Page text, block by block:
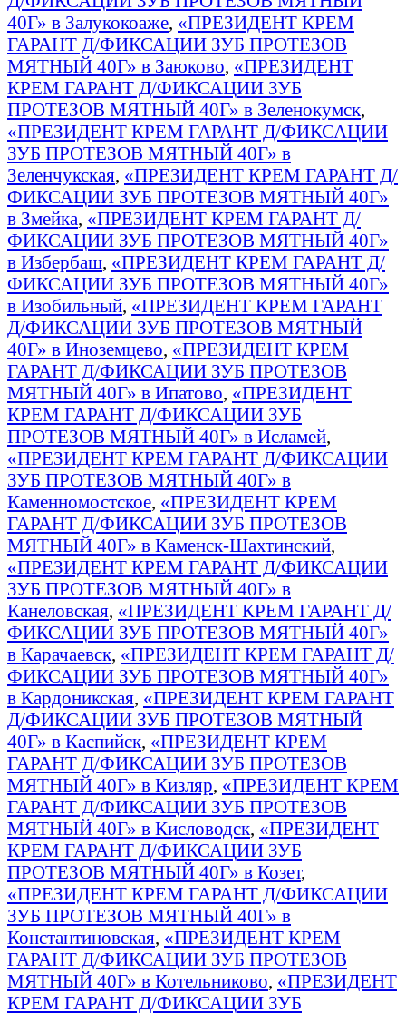
40Г» в Залукокоаже, «ПРЕЗИДЕНТ КРЕМ
ГАРАНТ Д/ФИКСАЦИИ ЗУБ ПРОТЕЗОВ
МЯТНЫЙ 40Г» в Заюково, «ПРЕЗИДЕНТ
КРЕМ ГАРАНТ Д/ФИКСАЦИИ ЗУБ
ПРОТЕЗОВ МЯТНЫЙ 40Г» в Зеленокумск,
«ПРЕЗИДЕНТ КРЕМ ГАРАНТ Д/ФИКСАЦИИ
ЗУБ ПРОТЕЗОВ МЯТНЫЙ 40Г» в
Зеленчукская, «ПРЕЗИДЕНТ КРЕМ ГАРАНТ Д/
ФИКСАЦИИ ЗУБ ПРОТЕЗОВ МЯТНЫЙ 40Г»
в Змейка, «ПРЕЗИДЕНТ КРЕМ ГАРАНТ Д/
ФИКСАЦИИ ЗУБ ПРОТЕЗОВ МЯТНЫЙ 40Г»
в Избербаш, «ПРЕЗИДЕНТ КРЕМ ГАРАНТ Д/
ФИКСАЦИИ ЗУБ ПРОТЕЗОВ МЯТНЫЙ 40Г»
в Изобильный, «ПРЕЗИДЕНТ КРЕМ ГАРАНТ
Д/ФИКСАЦИИ ЗУБ ПРОТЕЗОВ МЯТНЫЙ
40Г» в Иноземцево, «ПРЕЗИДЕНТ КРЕМ
ГАРАНТ Д/ФИКСАЦИИ ЗУБ ПРОТЕЗОВ
МЯТНЫЙ 40Г» в Ипатово, «ПРЕЗИДЕНТ
КРЕМ ГАРАНТ Д/ФИКСАЦИИ ЗУБ
ПРОТЕЗОВ МЯТНЫЙ 40Г» в Исламей,
«ПРЕЗИДЕНТ КРЕМ ГАРАНТ Д/ФИКСАЦИИ
ЗУБ ПРОТЕЗОВ МЯТНЫЙ 40Г» в
Каменномостское, «ПРЕЗИДЕНТ КРЕМ
ГАРАНТ Д/ФИКСАЦИИ ЗУБ ПРОТЕЗОВ
МЯТНЫЙ 40Г» в Каменск-Шахтинский,
«ПРЕЗИДЕНТ КРЕМ ГАРАНТ Д/ФИКСАЦИИ
ЗУБ ПРОТЕЗОВ МЯТНЫЙ 40Г» в
Канеловская, «ПРЕЗИДЕНТ КРЕМ ГАРАНТ Д/
ФИКСАЦИИ ЗУБ ПРОТЕЗОВ МЯТНЫЙ 40Г»
в Карачаевск, «ПРЕЗИДЕНТ КРЕМ ГАРАНТ Д/
ФИКСАЦИИ ЗУБ ПРОТЕЗОВ МЯТНЫЙ 40Г»
в Кардоникская, «ПРЕЗИДЕНТ КРЕМ ГАРАНТ
Д/ФИКСАЦИИ ЗУБ ПРОТЕЗОВ МЯТНЫЙ
40Г» в Каспийск, «ПРЕЗИДЕНТ КРЕМ
ГАРАНТ Д/ФИКСАЦИИ ЗУБ ПРОТЕЗОВ
МЯТНЫЙ 40Г» в Кизляр, «ПРЕЗИДЕНТ КРЕМ
ГАРАНТ Д/ФИКСАЦИИ ЗУБ ПРОТЕЗОВ
МЯТНЫЙ 40Г» в Кисловодск, «ПРЕЗИДЕНТ
КРЕМ ГАРАНТ Д/ФИКСАЦИИ ЗУБ
ПРОТЕЗОВ МЯТНЫЙ 40Г» в Козет,
«ПРЕЗИДЕНТ КРЕМ ГАРАНТ Д/ФИКСАЦИИ
ЗУБ ПРОТЕЗОВ МЯТНЫЙ 40Г» в
Константиновская, «ПРЕЗИДЕНТ КРЕМ
ГАРАНТ Д/ФИКСАЦИИ ЗУБ ПРОТЕЗОВ
МЯТНЫЙ 40Г» в Котельниково, «ПРЕЗИДЕНТ
КРЕМ ГАРАНТ Д/ФИКСАЦИИ ЗУБ